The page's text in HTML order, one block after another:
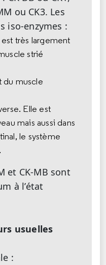
ou CK3. Les
iso-enzymes :
très largement
strié
du muscle
Elle est
mais aussi dans
le système
et CK-MB sont
à l’état
usuelles
: